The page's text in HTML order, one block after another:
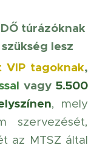
túrázóknak
lesz
VIP tagoknak,
vagy5.500
, mely
szervezését,
az MTSZ által